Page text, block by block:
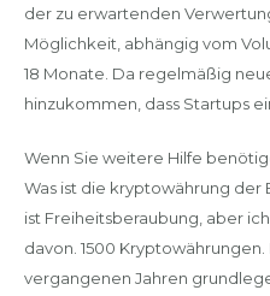
der zu erwartenden
Möglichkeit, abhängig vom
18 Monate. Da regelmäßig
hinzukommen, dass Startups
Wenn Sie weitere Hilfe
Was ist die kryptowährung
ist Freiheitsberaubung, aber
davon. 1500 Kryptowährungen.
vergangenen Jahren